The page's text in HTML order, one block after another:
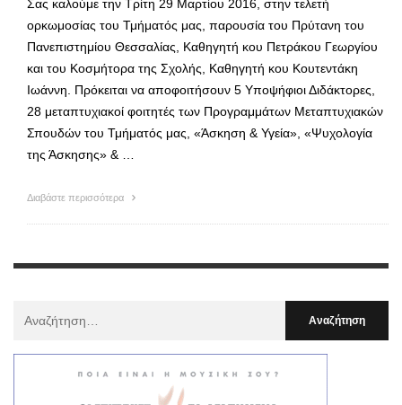
Σας καλούμε την Τρίτη 29 Μαρτίου 2016, στην τελετή
ορκωμοσίας του Τμήματός μας, παρουσία του Πρύτανη του
Πανεπιστημίου Θεσσαλίας, Καθηγητή κου Πετράκου Γεωργίου
και του Κοσμήτορα της Σχολής, Καθηγητή κου Κουτεντάκη
Ιωάννη. Πρόκειται να αποφοιτήσουν 5 Υποψήφιοι Διδάκτορες,
28 μεταπτυχιακοί φοιτητές των Προγραμμάτων Μεταπτυχιακών
Σπουδών του Τμήματός μας, «Άσκηση & Υγεία», «Ψυχολογία
της Άσκησης» & …
Διαβάστε περισσότερα
: